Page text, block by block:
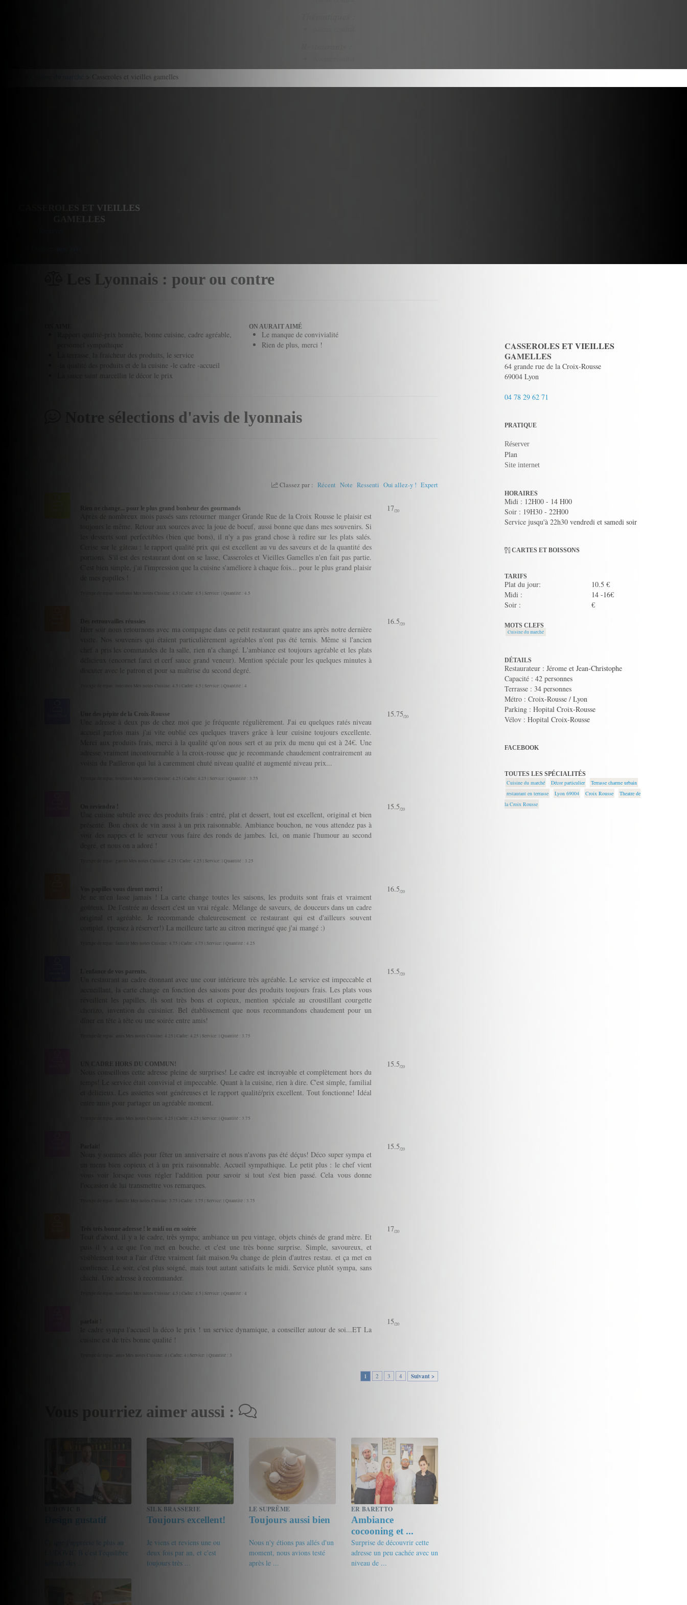
> Casseroles et vieilles gamelles
CASSEROLES ET VIEILLES
GAMELLES
Les Lyonnais : pour ou contre
Rapport qualité-prix honnête, bonne cuisine, cadre agréable,
personnel sympathique
La terrasse, la fraicheur des produits, le service
-la qualité des produits et de la cuisine -le cadre -accueil
La sauce saint marcellin le décor le prix
ON AURAIT AIMÉ
Le manque de convivialité
Rien de plus, merci !
Notre sélections d'avis de lyonnais
Classez par : Récent Note Ressenti Oui allez-y ! Expert
Rien ne change... pour le plus grand bonheur des gourmands
Après de nombreux mois passés sans retourner manger Grande Rue de la Croix Rousse le plaisir est
toujours le même. Retour aux sources avec la joue de boeuf, aussi bonne que dans mes souvenirs. Si
les desserts sont perfectibles (bien que bons), il n'y a pas grand chose à redire sur les plats salés.
Cerise sur le gâteau : le rapport qualité prix qui est excellent au vu des saveurs et de la quantité des
portions. S'il est des restaurant dont on se lasse, Casseroles et Vieilles Gamelles n'en fait pas partie.
C'est bien simple, j'ai l'impression que la cuisine s'améliore à chaque fois... pour le plus grand plaisir
de mes papilles !
Tytexpe de repas: toietmoi Mes notes Cuisine: 4.5 | Cadre: 4.5 | Service: | Quantité : 4.5
17/20
Des retrouvailles réussies
Hier soir nous retournons avec ma compagne dans ce petit restaurant quatre ans après notre dernière
visite. Nos souvenirs qui étaient particulièrement agréables n'ont pas été ternis. Même si l'ancien
chef a pris les commandes de la salle, rien n'a changé. L'ambiance est toujours agréable et les plats
délicieux (encornet farci et cerf sauce grand veneur). Mention spéciale pour les quelques minutes à
discuter avec le patron et pour sa maîtrise du second degré.
Tytexpe de repas: toietmoi Mes notes Cuisine: 4.5 | Cadre: 4.5 | Service: | Quantité : 4
16.5/20
Une des pépite de la Croix-Rousse
Une adresse à deux pas de chez moi que je fréquente régulièrement. J'ai eu quelques ratés niveau
accueil parfois mais j'ai vite oublié ces quelques travers grâce à leur cuisine toujours excellente.
Merci aux produits frais, merci à la qualité qu'on nous sert et au prix du menu qui est à 24€. Une
adresse vraiment incontournable à la croix-rousse que je recommande chaudement contrairement au
voisin du Pailleron qui lui à caremment chuté niveau qualité et augmenté niveau prix...
Tytexpe de repas: toietmoi Mes notes Cuisine: 4.25 | Cadre: 4.25 | Service: | Quantité : 3.75
15.75/20
On reviendra !
Une cuisine subtile avec des produits frais : entré, plat et dessert, tout est excellent, original et bien
présenté. Bon choix de vin aussi à un prix raisonnable. Ambiance bouchon, ne vous attendez pas à
voir des nappes et le serveur vous faire des ronds de jambes. Ici, on manie l'humour au second
degré, et nous on a adoré !
Tytexpe de repas: gastro Mes notes Cuisine: 4.25 | Cadre: 4.25 | Service: | Quantité : 3.25
15.5/20
Vos papilles vous diront merci !
Je ne m'en lasse jamais ! La carte change toutes les saisons, les produits sont frais et vraiment
goûteux. De l'entrée au dessert c'est un vrai régale. Mélange de saveurs, de douceurs dans un cadre
original et agréable. Je recommande chaleureusement ce restaurant qui est d'ailleurs souvent
complet. (pensez à réserver!) La meilleure tarte au citron meringué que j'ai mangé :)
Tytexpe de repas: famille Mes notes Cuisine: 4.75 | Cadre: 4.75 | Service: | Quantité : 4.25
16.5/20
L'enfance de vos parents.
Un restaurant au cadre étonnant avec une cour intérieure très agréable. Le service est impeccable et
accueillant, la carte change en fonction des saisons pour des produits toujours frais. Les plats vous
réveillent les papilles, ils sont très bons et copieux, mention spéciale au croustillant courgette
chorizo, invention du cuisinier. Bel établissement que nous recommandons chaudement pour un
dîner en tête à tête ou une soirée entre amis!
Tytexpe de repas: amis Mes notes Cuisine: 4.25 | Cadre: 4.25 | Service: | Quantité : 3.75
15.5/20
UN CADRE HORS DU COMMUN!
Nous conseillons cette adresse pleine de surprises! Le cadre est incroyable et complètement hors du
temps! Le service était convivial et impeccable. Quant à la cuisine, rien à dire. C'est simple, familial
et délicieux. Les assiettes sont généreuses et le rapport qualité/prix excellent. Tout fonctionne! Idéal
entre amis pour partager un agréable moment.
Tytexpe de repas: amis Mes notes Cuisine: 4.25 | Cadre: 4.25 | Service: | Quantité : 3.75
15.5/20
Nous y sommes allés pour fêter un anniversaire et nous n'avons pas été déçus! Déco super sympa et
un menu bien copieux et à un prix raisonnable. Accueil sympathique. Le petit plus : le chef vient
vous voir lorsque vous régler l'addition pour savoir si tout s'est bien passé. Cela vous donne
l'occasion de lui transmettre vos remarques.
Tytexpe de repas: famille Mes notes Cuisine: 3.75 | Cadre: 3.75 | Service: | Quantité : 3.75
15.5/20
Très très bonne adresse ! le midi ou en soirée
Tout d'abord, il y a le cadre, très sympa; ambiance un peu vintage, objets chinés de grand mère. Et
puis il y a ce que l'on met en bouche. et c'est une très bonne surprise. Simple, savoureux, et
visiblement tout a l'air d'être vraiment fait maison.9a change de plein d'autres restau. et ça met en
confience. Le soir, c'est plus soigné, mais tout autant satisfaits le midi. Service plutôt sympa, sans
chichi. Une adresse à recommander.
Tytexpe de repas: toietmoi Mes notes Cuisine: 4.5 | Cadre: 4.5 | Service: | Quantité : 4
17/20
le cadre sympa l'accueil la déco le prix ! un service dynamique, a conseiller autour de soi...ET La
cuisine est de très bonne qualité !
Tytexpe de repas: amis Mes notes Cuisine: 4 | Cadre: 4 | Service: | Quantité : 3
15/20
1 2 3 4 Suivant >
Vous pourriez aimer aussi :
Design gustatif
Ce que j'apprécie le plus au
LUDOVIC B c'est l'équilibre
SILK BRASSERIE
Toujours excellent!
Je viens et reviens une ou
deux fois par an, et c'est
toujours très ...
LE SUPRÊME
Toujours aussi bien
Nous n'y étions pas allés d'un
moment, nous avions testé
après le ...
ER BARETTO
Ambiance
cocooning et ...
Surprise de découvrir cette
adresse un peu cachée avec un
niveau de ...
CASSEROLES ET VIEILLES
GAMELLES
64 grande rue de la Croix-Rousse
69004 Lyon
04 78 29 62 71
PRATIQUE
Réserver
Plan
Site internet
HORAIRES
Midi : 12H00 - 14 H00
Soir : 19H30 - 22H00
Service jusqu'à 22h30 vendredi et samedi soir
CARTES ET BOISSONS
TARIFS
Plat du jour:
Midi :
Soir :
10.5 €
14 -16€
€
MOTS CLEFS
Cuisine du marché
DÉTAILS
Restaurateur : Jérome et Jean-Christophe
Capacité : 42 personnes
Terrasse : 34 personnes
Métro : Croix-Rousse / Lyon
Parking : Hopital Croix-Rousse
Vélov : Hopital Croix-Rousse
FACEBOOK
TOUTES LES SPÉCIALITÉS
Cuisine du marché
Décor particulier
Terrasse charme urbain
restaurant en terrasse
Lyon 69004 Croix Rousse
Theatre de
la Croix Rousse